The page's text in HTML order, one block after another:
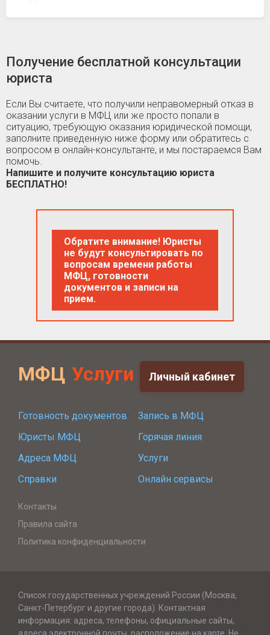
Получение бесплатной консультации
юриста
Если Вы считаете, что получили неправомерный отказ в
оказании услуги в МФЦ или же просто попали в
ситуацию, требующую оказания юридической помощи,
заполните приведенную ниже форму или обратитесь с
вопросом в онлайн-консультанте, и мы постараемся Вам
помочь.
Напишите и получите консультацию юриста
БЕСПЛАТНО!
Обратите внимание! Юристы
не будут консультировать по
вопросам времени работы
МФЦ, готовности
документов и записи на
прием.
МФЦ Услуги Личный кабинет
Готовность документов
Запись в МФЦ
Юристы МФЦ
Горячая линия
Адреса МФЦ
Услуги
Справки
Онлайн сервисы
Контакты
Правила сайта
Политика конфиденциальности
Список государственных учреждений России (Москва,
Санкт-Петербург и другие города). Контактная
информация: адреса, телефоны, официальные сайты,